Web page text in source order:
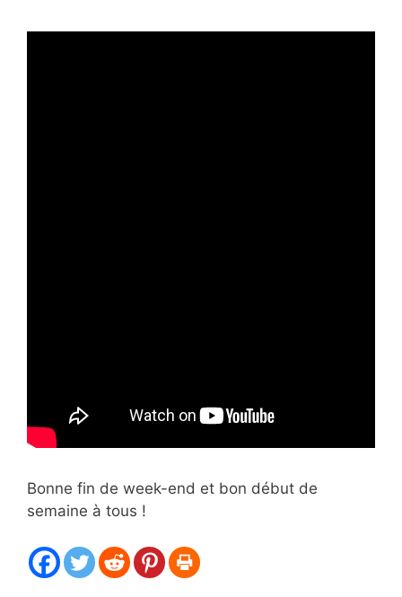
Bonne fin de week-end et bon début de
semaine à tous !